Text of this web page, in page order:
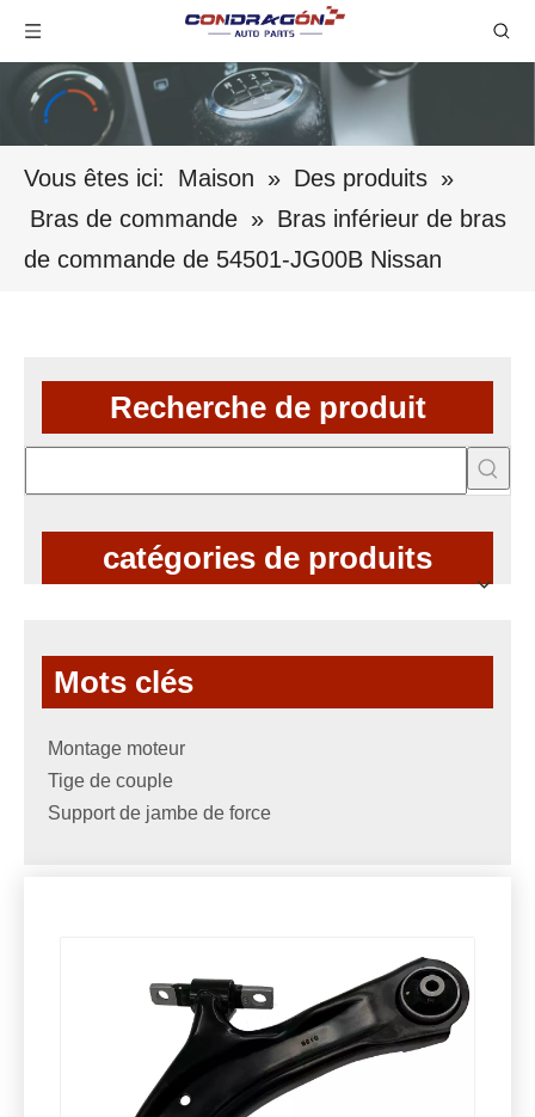
Vous êtes ici: Maison » Des produits »
Bras de commande » Bras inférieur de bras
de commande de 54501-JG00B Nissan
Recherche de produit
catégories de produits
Mots clés
Montage moteur
Tige de couple
Support de jambe de force